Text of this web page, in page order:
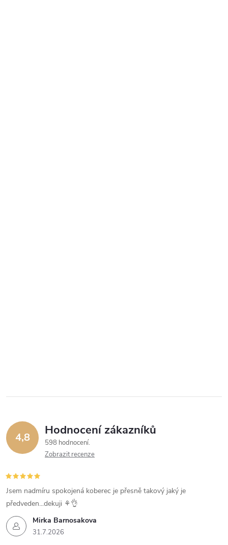
4,8 Hodnocení zákazníků
598 hodnocení
Zobrazit recenze
Mirka Barnosakova
31.7.2026
Jsem nadmíru spokojená koberec je přesně takový jaký je
předveden...dekuji ⚘️👌